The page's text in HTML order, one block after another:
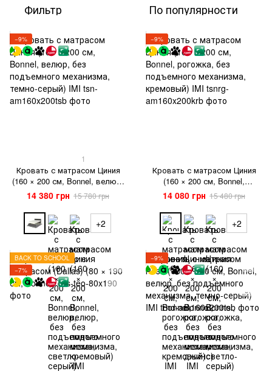
Фильтр По популярности
−9%
1
Кровать с матрасом Циния
(160 × 200 см, Bonnel, велюр,
без подъемного механизма,
темно-серый) IMI
14 380 грн 15 780 грн
+2
−9%
Кровать с матрасом Циния
(160 × 200 см, Bonnel,
рогожка, без подъемного
механизма, кремовый) IMI
14 080 грн 15 480 грн
+2
BACK TO SCHOOL
−7%
−9%